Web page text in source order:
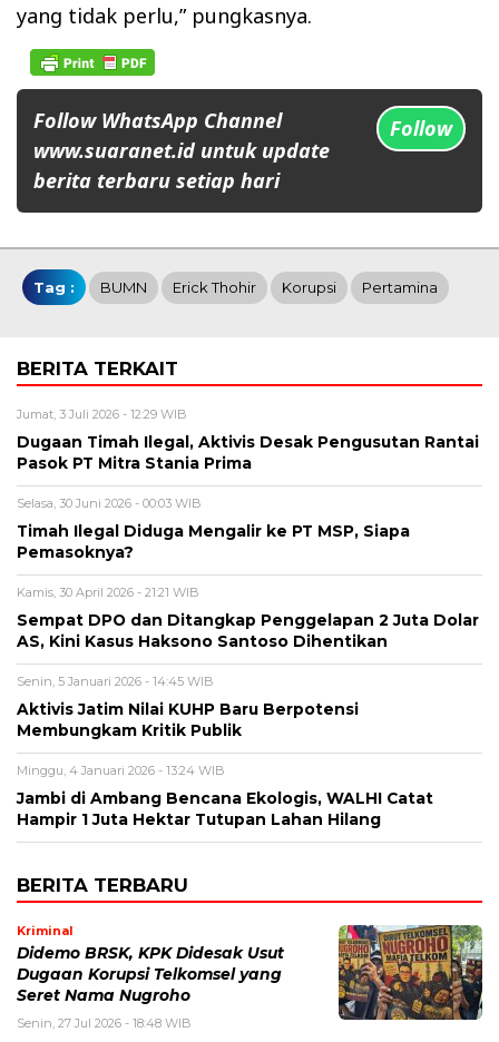
yang tidak perlu,” pungkasnya.
Follow WhatsApp Channel
www.suaranet.id untuk update
berita terbaru setiap hari
Follow
Tag : BUMN Erick Thohir Korupsi Pertamina
BERITA TERKAIT
Jumat, 3 Juli 2026 - 12:29 WIB
Dugaan Timah Ilegal, Aktivis Desak Pengusutan Rantai
Pasok PT Mitra Stania Prima
Selasa, 30 Juni 2026 - 00:03 WIB
Timah Ilegal Diduga Mengalir ke PT MSP, Siapa
Pemasoknya?
Kamis, 30 April 2026 - 21:21 WIB
Sempat DPO dan Ditangkap Penggelapan 2 Juta Dolar
AS, Kini Kasus Haksono Santoso Dihentikan
Senin, 5 Januari 2026 - 14:45 WIB
Aktivis Jatim Nilai KUHP Baru Berpotensi
Membungkam Kritik Publik
Minggu, 4 Januari 2026 - 13:24 WIB
Jambi di Ambang Bencana Ekologis, WALHI Catat
Hampir 1 Juta Hektar Tutupan Lahan Hilang
BERITA TERBARU
Kriminal
Didemo BRSK, KPK Didesak Usut
Dugaan Korupsi Telkomsel yang
Seret Nama Nugroho
Senin, 27 Jul 2026 - 18:48 WIB